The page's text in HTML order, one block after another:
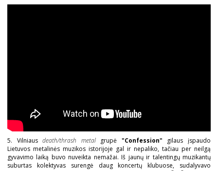
5. Vilniausdeath/thrash metal grupė "Confession" gilaus įspaudo
Lietuvos metalinės muzikos istorijoje gal ir nepaliko, tačiau per neilgą
gyvavimo laiką buvo nuveikta nemažai. Iš jaunų ir talentingų muzikantų
suburtas kolektyvas surengė daug koncertų klubuose, sudalyvavo